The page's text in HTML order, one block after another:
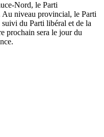
Nord, le Parti
Au niveau provincial, le Parti
du Parti libéral et de la
prochain sera le jour du